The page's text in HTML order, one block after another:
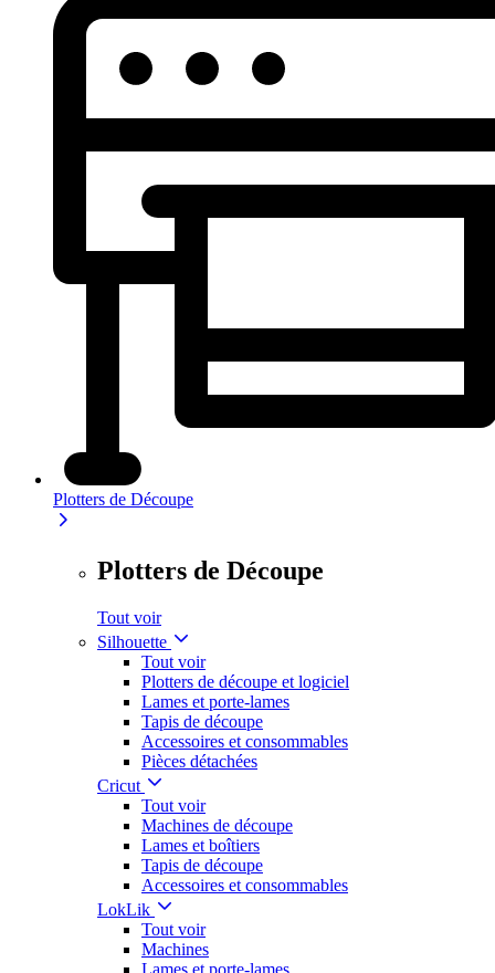
Plotters de Découpe
Plotters de Découpe
Tout voir
Silhouette
Tout voir
Plotters de découpe et logiciel
Lames et porte-lames
Tapis de découpe
Accessoires et consommables
Pièces détachées
Cricut
Tout voir
Machines de découpe
Lames et boîtiers
Tapis de découpe
Accessoires et consommables
LokLik
Tout voir
Machines